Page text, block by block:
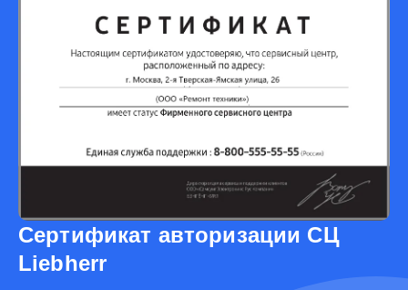
Сертификат авторизации СЦ
Liebherr